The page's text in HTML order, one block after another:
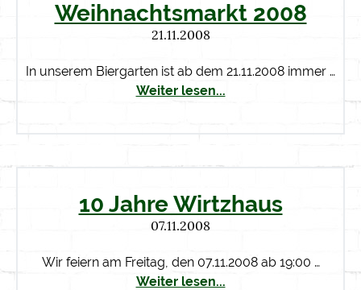
Weihnachtsmarkt 2008
21.11.2008
In unserem Biergarten ist ab dem 21.11.2008 immer …
Weiter lesen...
10 Jahre Wirtzhaus
07.11.2008
Wir feiern am Freitag, den 07.11.2008 ab 19:00 …
Weiter lesen...